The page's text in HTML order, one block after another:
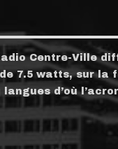
Centre-Ville
7.5 watts, sur la
d’où